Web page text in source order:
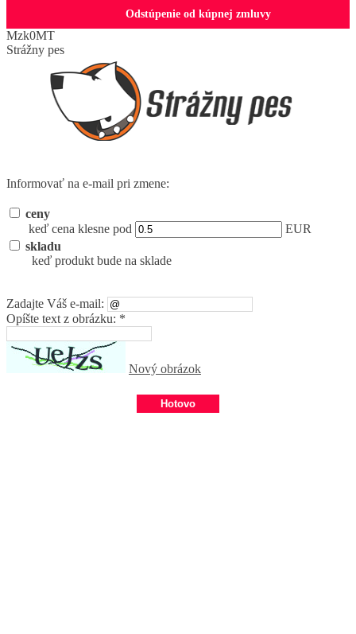
Odstúpenie od kúpnej zmluvy
Mzk0MT
Strážny pes
Informovať na e-mail pri zmene:
ceny
keď cena klesne pod
EUR
skladu
keď produkt bude na sklade
Zadajte Váš e-mail:
Opíšte text z obrázku: *
Nový obrázok